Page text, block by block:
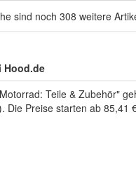
sind noch 308 weitere
Hood.de
Teile & Zubehör"
Preise starten ab 85,41